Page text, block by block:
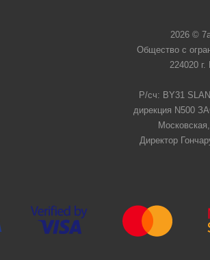
2026 ©
Общество с
224020
Р/сч: BY31
дирекция N500
Директор